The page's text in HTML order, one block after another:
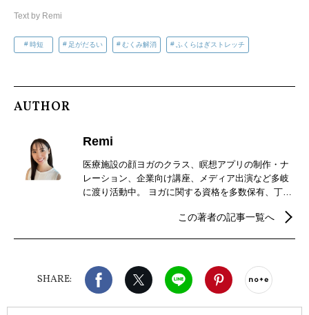
Text by Remi
時短 足がだるい むくみ解消 ふくらはぎストレッチ
AUTHOR
Remi
医療施設の顔ヨガのクラス、瞑想アプリの制作・ナ
レーション、企業向け講座、メディア出演など多岐
に渡り活動中。 ヨガに関する資格を多数保有、丁寧
い世代に、心身のリフレッシュの時間と変化を届け
を共に見直すことを目標に活動をしている。
この著者の記事一覧へ
SHARE:
Facebook X（旧twitter）
LINE Pinterest